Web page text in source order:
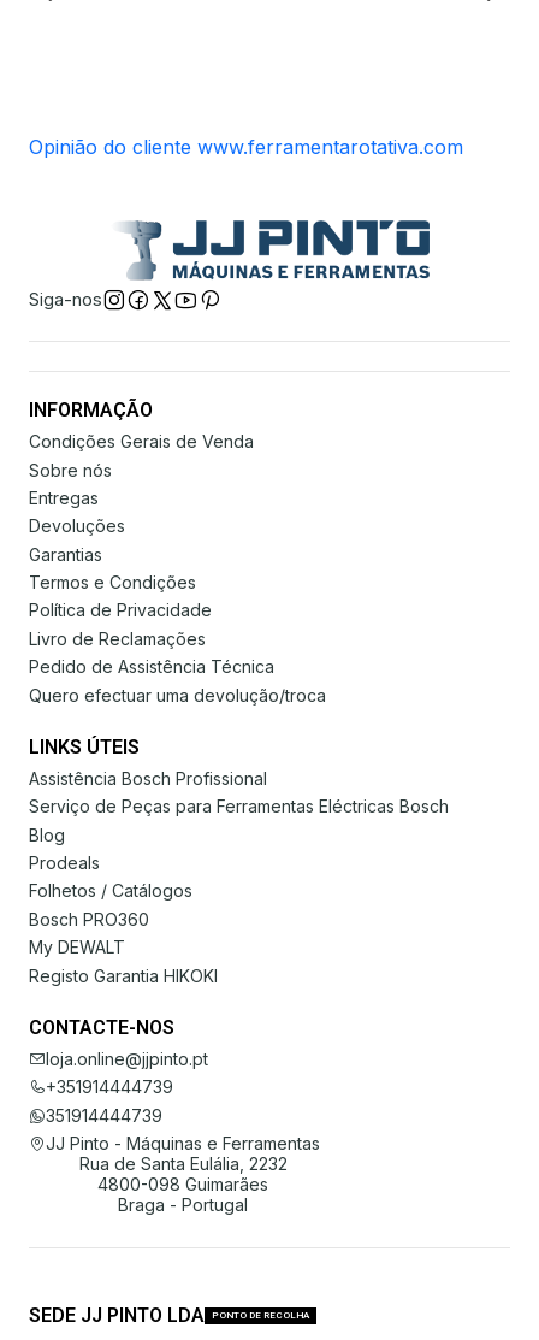
Opinião do cliente www.ferramentarotativa.com
Siga-nos
INFORMAÇÃO
Condições Gerais de Venda
Sobre nós
Entregas
Devoluções
Garantias
Termos e Condições
Política de Privacidade
Livro de Reclamações
Pedido de Assistência Técnica
Quero efectuar uma devolução/troca
LINKS ÚTEIS
Assistência Bosch Profissional
Serviço de Peças para Ferramentas Eléctricas Bosch
Blog
Prodeals
Folhetos / Catálogos
Bosch PRO360
My DEWALT
Registo Garantia HIKOKI
CONTACTE-NOS
loja.online@jjpinto.pt
+351914444739
351914444739
JJ Pinto - Máquinas e Ferramentas
Rua de Santa Eulália, 2232
4800-098 Guimarães
Braga - Portugal
SEDE JJ PINTO LDA PONTO DE RECOLHA